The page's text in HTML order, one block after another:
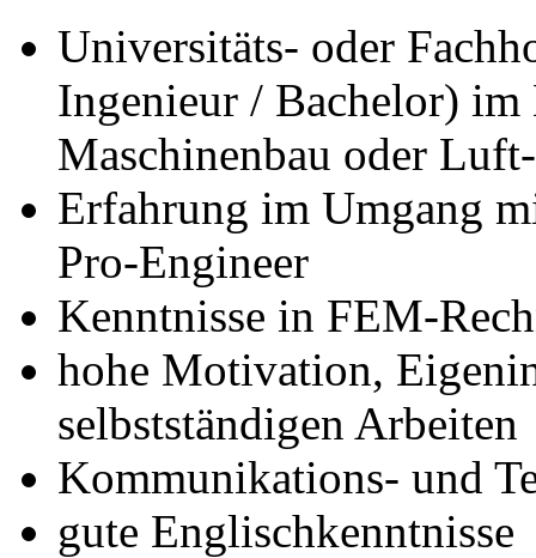
Universitäts- oder
Ingenieur / Bachelor)
Maschinenbau oder
Erfahrung im Umgang
Pro-Engineer
Kenntnisse in FEM-
hohe Motivation,
selbstständigen Arbeiten
Kommunikations- und
gute Englischkenntnisse